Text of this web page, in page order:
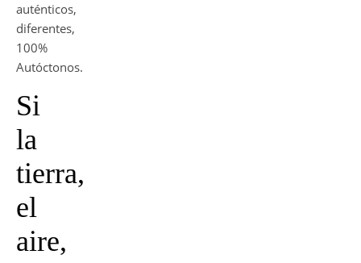
auténticos,
diferentes,
100%
Autóctonos.
Si
la
tierra,
el
aire,